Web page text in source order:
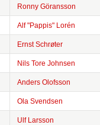
Ronny Göransson
Alf "Pappis" Lorén
Ernst Schrøter
Nils Tore Johnsen
Anders Olofsson
Ola Svendsen
Ulf Larsson